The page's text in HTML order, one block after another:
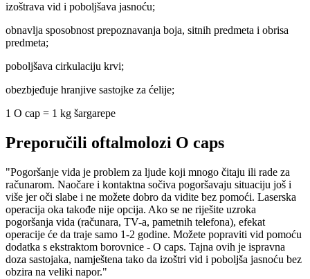
izoštrava vid i poboljšava jasnoću;
obnavlja sposobnost prepoznavanja boja, sitnih predmeta i obrisa
predmeta;
poboljšava cirkulaciju krvi;
obezbjeđuje hranjive sastojke za ćelije;
1 O cap = 1 kg šargarepe
Preporučili oftalmolozi O caps
"Pogoršanje vida je problem za ljude koji mnogo čitaju ili rade za
računarom. Naočare i kontaktna sočiva pogoršavaju situaciju još i
više jer oči slabe i ne možete dobro da vidite bez pomoći. Laserska
operacija oka takođe nije opcija. Ako se ne riješite uzroka
pogoršanja vida (računara, TV-a, pametnih telefona), efekat
operacije će da traje samo 1-2 godine. Možete popraviti vid pomoću
dodatka s ekstraktom borovnice - O caps. Tajna ovih je ispravna
doza sastojaka, namještena tako da izoštri vid i poboljša jasnoću bez
obzira na veliki napor."